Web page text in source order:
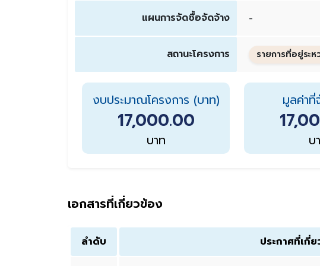
แผนการจัดซื้อจัดจ้าง -
สถานะโครงการ รายการที่อยู่ระห
งบประมาณโครงการ (บาท)
17,000.00
บาท
มูลค่าที่
บ
เอกสารที่เกี่ยวข้อง
ลำดับ ประกาศที่เกี่